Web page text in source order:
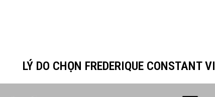
LÝ DO CHỌN FREDERIQUE CONSTANT